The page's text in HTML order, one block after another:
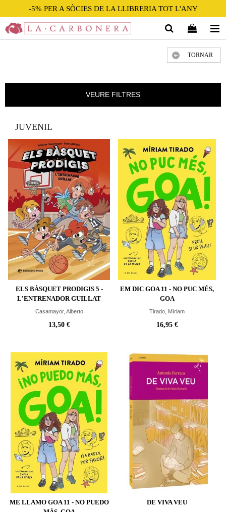
-5% PER A SÒCIES DE LA LLIBRERIA TOT L'ANY
TORNAR
VEURE FILTRES
JUVENIL
ELS BÀSQUET PRODIGIS 5 -
L'ENTRENADOR GUILLAT
Casamayor, Alberto
13,50 €
EM DIC GOA 11 - NO PUC MÉS,
GOA
Tirado, Míriam
16,95 €
ME LLAMO GOA 11 - NO PUEDO
DE VIVA VEU